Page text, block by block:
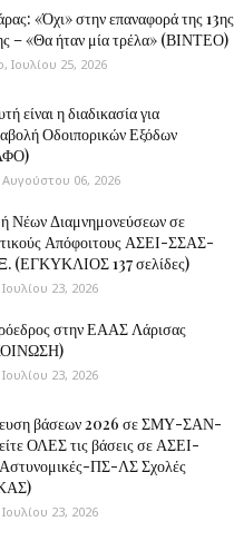
«Όχι» στην επαναφορά της 13ης
– «Θα ήταν μία τρέλα» (ΒΙΝΤΕΟ)
Ιουλίου 25, 2026
είναι η διαδικασία για
Οδοιπορικών Εξόδων
06, 2026
Νέων Διαμνημονεύσεων σε
Απόφοιτους ΑΣΕΙ-ΣΣΑΣ-
(ΕΓΚΥΚΛΙΟΣ 137 σελίδες)
23, 2026
στην ΕΑΑΣ Λάρισας
23, 2026
βάσεων 2026 σε ΣΜΥ-ΣΑΝ-
ΟΛΕΣ τις βάσεις σε ΑΣΕΙ-
ΠΣ-ΛΣ Σχολές
23, 2026